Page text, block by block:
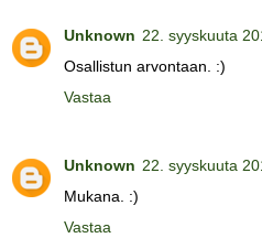
Unknown 22. syyskuuta
Osallistun arvontaan. :)
Vastaa
Unknown 22. syyskuuta
Mukana. :)
Vastaa